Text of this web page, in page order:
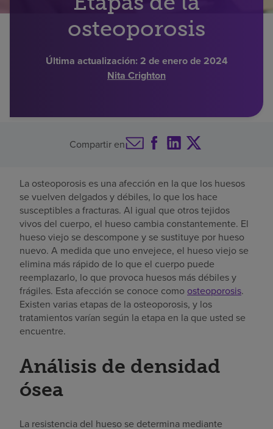
Inversores
osteoporosis
Última actualización: 2 de enero de 2024
Nita Crighton
Compartir en
La osteoporosis es una afección en la que los huesos
se vuelven delgados y débiles, lo que los hace
susceptibles a fracturas. Al igual que otros tejidos
vivos del cuerpo, el hueso cambia constantemente. El
hueso viejo se descompone y se sustituye por hueso
nuevo. A medida que uno envejece, el hueso viejo se
elimina más rápido de lo que el cuerpo puede
reemplazarlo, lo que provoca huesos más débiles y
frágiles. Esta afección se conoce como osteoporosis.
Existen varias etapas de la osteoporosis, y los
tratamientos varían según la etapa en la que usted se
encuentre.
Análisis de densidad
ósea
La resistencia del hueso se determina mediante